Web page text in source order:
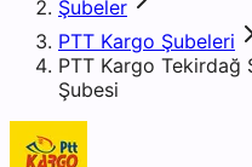
Şubeler
PTT Kargo Şubeleri
PTT Kargo Tekirdağ
Şubesi